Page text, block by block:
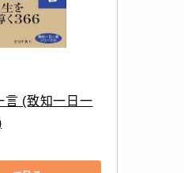
言 (致知一日一